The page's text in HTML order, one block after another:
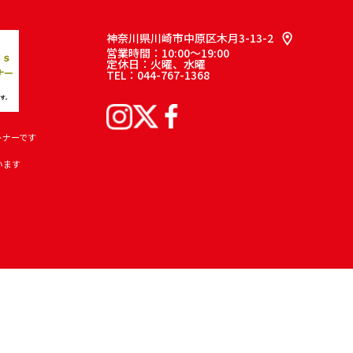
ーです
ます
神奈川県川崎市中原区木月3-13-2
営業時間：10:00～19:00
定休日：火曜、水曜
TEL：044-767-1368